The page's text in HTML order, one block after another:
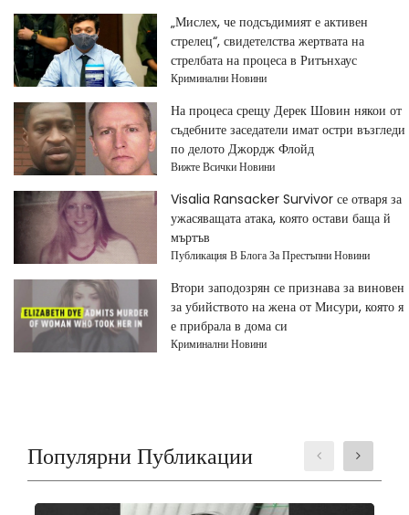
„Мислех, че подсъдимият е активен
стрелец“, свидетелства жертвата на
стрелбата на процеса в Ритънхаус
Криминални Новини
На процеса срещу Дерек Шовин някои от
съдебните заседатели имат остри възгледи
по делото Джордж Флойд
Вижте Всички Новини
Visalia Ransacker Survivor се отваря за
ужасяващата атака, която остави баща й
мъртъв
Публикация В Блога За Престъпни Новини
Втори заподозрян се признава за виновен
за убийството на жена от Мисури, която я
е прибрала в дома си
Криминални Новини
Популярни Публикации